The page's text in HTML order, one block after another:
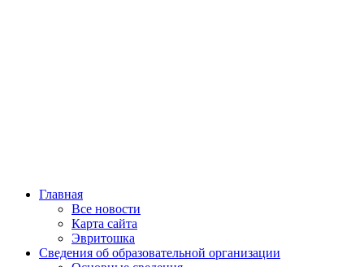
Главная
Все новости
Карта сайта
Эвритошка
Сведения об образовательной организации